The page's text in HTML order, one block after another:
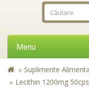
Menu
Suplimente
Lecithin 1200mg 50cps